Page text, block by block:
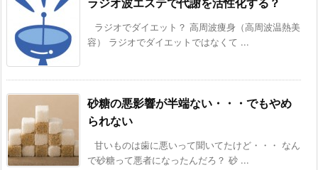
ラジオでダイエット？ 高周波痩身（高周波温熱美
容） ラジオでダイエットではなくて ...
砂糖の悪影響が半端ない・・・でもやめ
られない
甘いものは歯に悪いって聞いてたけど・・・ なん
で砂糖って悪者になったんだろ？ 砂 ...